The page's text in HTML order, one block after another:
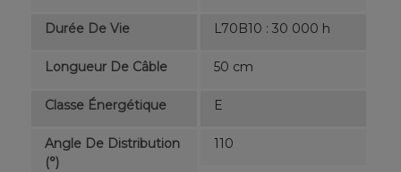
Durée De Vie L70B10 : 30 000 h
Longueur De Câble 50 cm
Classe Énergétique E
Angle De Distribution
(°)
110